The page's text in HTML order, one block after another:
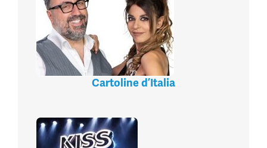
Cartoline d’Italia